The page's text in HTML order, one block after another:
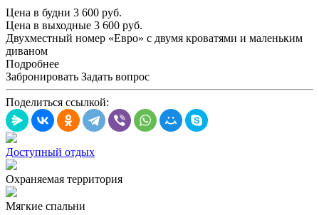
Цена в будни 3 600 руб.
Цена в выходные 3 600 руб.
Двухместный номер «Евро» с двумя кроватями и маленьким
диваном
Подробнее
Забронировать Задать вопрос
Поделиться ссылкой:
Доступный отдых
Охраняемая территория
Мягкие спальни